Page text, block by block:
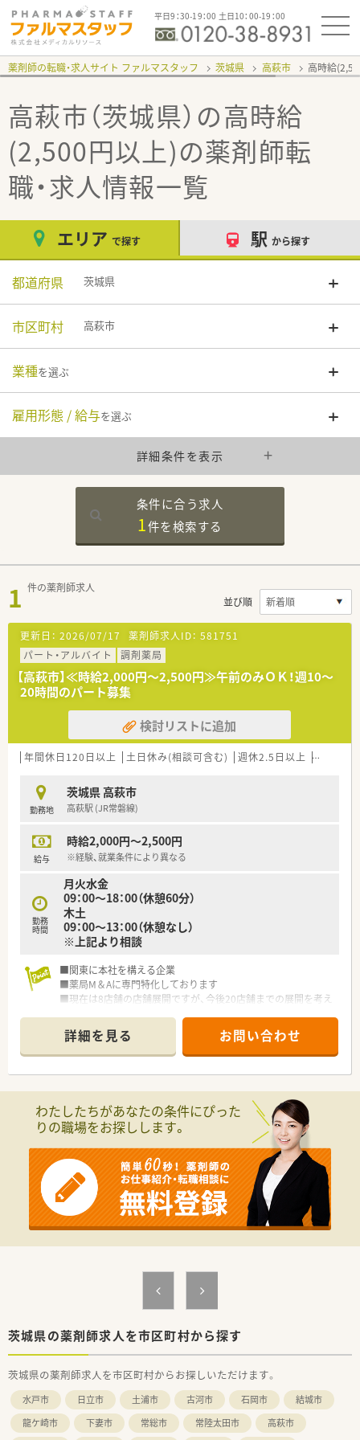
平日9：30-19：00 土日10：00-19：00
薬剤師の転職・求人サイト ファルマスタッフ 茨城県 高萩市 高時給
高萩市（茨城県）の高時給
(2,500円以上)の薬剤師転
職・求人情報一覧
エリア で探す 駅 から探す
都道府県 茨城県
市区町村 高萩市
業種を選ぶ
雇用形態 / 給与を選ぶ
詳細条件を表示
条件に合う求人
1件を検索する
1 件の薬剤師求人
並び順
更新日： 2026/07/17 薬剤師求人ID： 581751
パート・アルバイト
調剤薬局
【高萩市】≪時給2,000円～2,500円≫午前のみＯＫ！週10～
20時間のパート募集
検討リストに追加
年間休日120日以上 土日休み(相談可含む) 週休2.5日以上 週32h以
勤務地
茨城県 高萩市
高萩駅 (JR常磐線)
給与
時給2,000円～2,500円
※経験、就業条件により異なる
勤務
時間
月火水金
09：00～18：00（休憩60分）
木土
09：00～13：00（休憩なし）
※上記より相談
■関東に本社を構える企業
■薬局M＆Aに専門特化しております
■現在は8店舗の店舗展開ですが、今後20店舗までの展開を考え
詳細を見る お問い合わせ
わたしたちがあなたの条件にぴった
りの職場をお探しします。
茨城県の薬剤師求人を市区町村から探す
茨城県の薬剤師求人を市区町村からお探しいただけます。
水戸市 日立市 土浦市 古河市 石岡市
結城市
龍ケ崎市
下妻市 常総市 常陸太田市
高萩市